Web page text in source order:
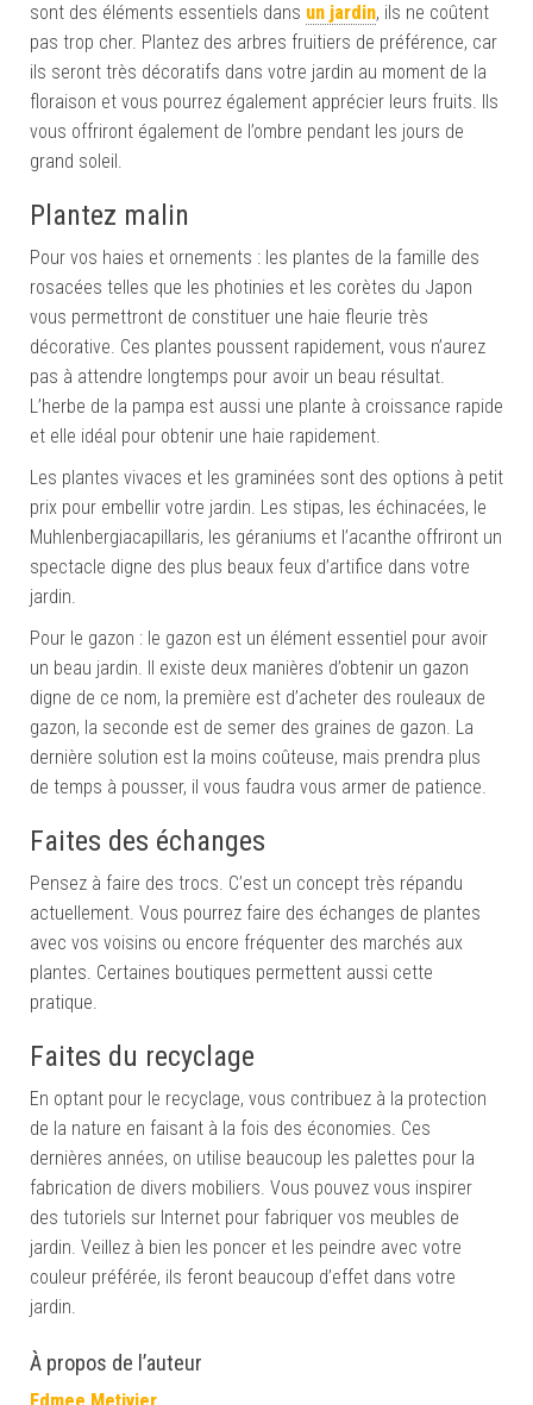
sont des éléments essentiels dans un jardin, ils ne coûtent
pas trop cher. Plantez des arbres fruitiers de préférence, car
ils seront très décoratifs dans votre jardin au moment de la
floraison et vous pourrez également apprécier leurs fruits. Ils
vous offriront également de l’ombre pendant les jours de
grand soleil.
Plantez malin
Pour vos haies et ornements : les plantes de la famille des
rosacées telles que les photinies et les corètes du Japon
vous permettront de constituer une haie fleurie très
décorative. Ces plantes poussent rapidement, vous n’aurez
pas à attendre longtemps pour avoir un beau résultat.
L’herbe de la pampa est aussi une plante à croissance rapide
et elle idéal pour obtenir une haie rapidement.
Les plantes vivaces et les graminées sont des options à petit
prix pour embellir votre jardin. Les stipas, les échinacées, le
Muhlenbergiacapillaris, les géraniums et l’acanthe offriront un
spectacle digne des plus beaux feux d’artifice dans votre
jardin.
Pour le gazon : le gazon est un élément essentiel pour avoir
un beau jardin. Il existe deux manières d’obtenir un gazon
digne de ce nom, la première est d’acheter des rouleaux de
gazon, la seconde est de semer des graines de gazon. La
dernière solution est la moins coûteuse, mais prendra plus
de temps à pousser, il vous faudra vous armer de patience.
Faites des échanges
Pensez à faire des trocs. C’est un concept très répandu
actuellement. Vous pourrez faire des échanges de plantes
avec vos voisins ou encore fréquenter des marchés aux
plantes. Certaines boutiques permettent aussi cette
pratique.
Faites du recyclage
En optant pour le recyclage, vous contribuez à la protection
de la nature en faisant à la fois des économies. Ces
dernières années, on utilise beaucoup les palettes pour la
fabrication de divers mobiliers. Vous pouvez vous inspirer
des tutoriels sur Internet pour fabriquer vos meubles de
jardin. Veillez à bien les poncer et les peindre avec votre
couleur préférée, ils feront beaucoup d’effet dans votre
jardin.
À propos de l’auteur